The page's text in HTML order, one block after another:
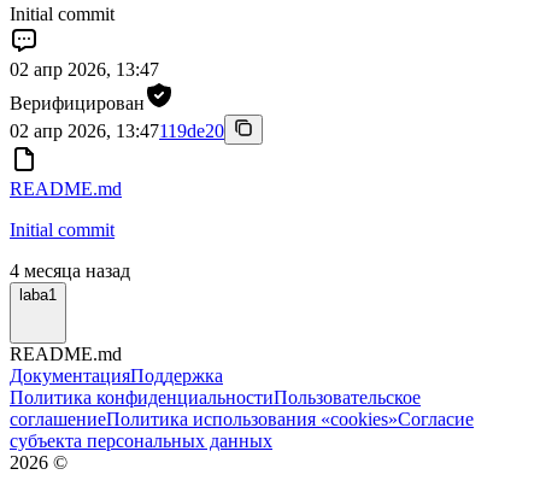
Initial commit
02 апр 2026, 13:47
Верифицирован
02 апр 2026, 13:47119de20
README.md
Initial commit
4 месяца назад
laba1
README.md
ДокументацияПоддержка
Политика конфиденциальностиПользовательское
соглашениеПолитика использования «cookies»Согласие
субъекта персональных данных
2026 ©